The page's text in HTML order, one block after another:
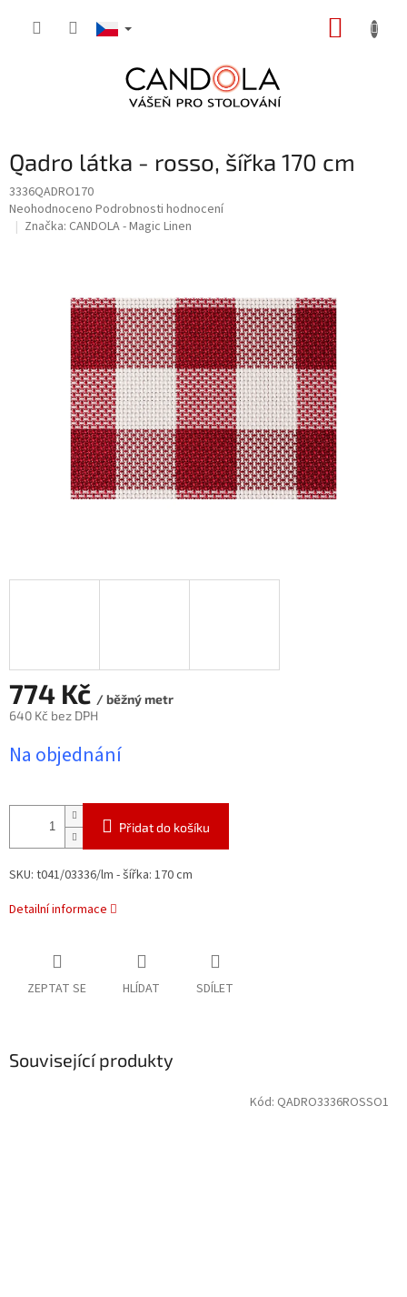
Qadro látka - rosso, šířka 170 cm
3336QADRO170
Průměrné
hodnocení
Neohodnoceno Podrobnosti hodnocení
Značka: CANDOLA - Magic Linen
774 Kč / běžný metr
640 Kč bez DPH
cena:
Na objednání
Přidat do košíku
SKU: t041/03336/lm - šířka: 170 cm
Detailní informace
ZEPTAT SE HLÍDAT SDÍLET
Související produkty
Kód: QADRO3336ROSSO1